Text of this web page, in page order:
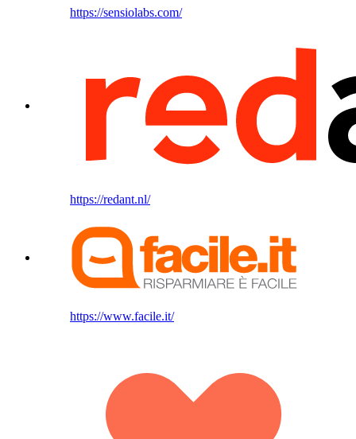
https://sensiolabs.com/
https://redant.nl/
https://www.facile.it/